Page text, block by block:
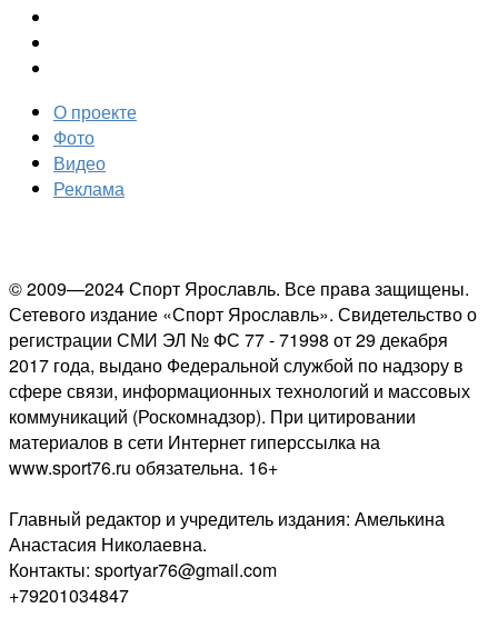
О проекте
Фото
Видео
Реклама
© 2009—2024 Спорт Ярославль. Все права защищены.
Сетевого издание «Спорт Ярославль». Свидетельство о
регистрации СМИ ЭЛ № ФС 77 - 71998 от 29 декабря
2017 года, выдано Федеральной службой по надзору в
сфере связи, информационных технологий и массовых
коммуникаций (Роскомнадзор). При цитировании
материалов в сети Интернет гиперссылка на
www.sport76.ru обязательна. 16+
Главный редактор и учредитель издания: Амелькина
Анастасия Николаевна.
Контакты: sportyar76@gmail.com
+79201034847